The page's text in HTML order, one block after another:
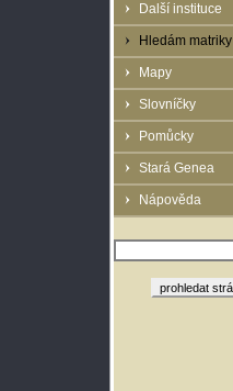
Další instituce
Hledám matriky
Mapy
Slovníčky
Pomůcky
Stará Genea
Nápověda